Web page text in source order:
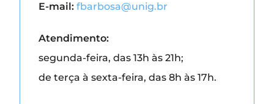
E-mail: fbarbosa@unig.br
Atendimento:
segunda-feira, das 13h às 21h;
de terça à sexta-feira, das 8h às 17h.